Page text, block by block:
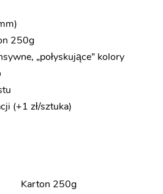
250g
„połyskujące” kolory
(+1 zł/sztuka)
Karton 250g